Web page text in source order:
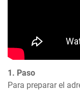
1. Paso
Para preparar el